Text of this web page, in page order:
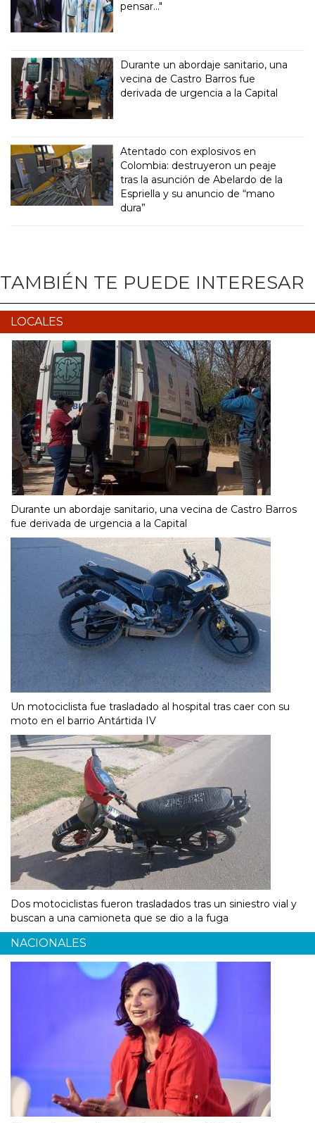
pensar..."
Durante un abordaje sanitario, una
vecina de Castro Barros fue
derivada de urgencia a la Capital
Atentado con explosivos en
Colombia: destruyeron un peaje
tras la asunción de Abelardo de la
Espriella y su anuncio de “mano
dura”
TAMBIÉN TE PUEDE INTERESAR
LOCALES
Durante un abordaje sanitario, una vecina de Castro Barros
fue derivada de urgencia a la Capital
Un motociclista fue trasladado al hospital tras caer con su
moto en el barrio Antártida IV
Dos motociclistas fueron trasladados tras un siniestro vial y
buscan a una camioneta que se dio a la fuga
NACIONALES